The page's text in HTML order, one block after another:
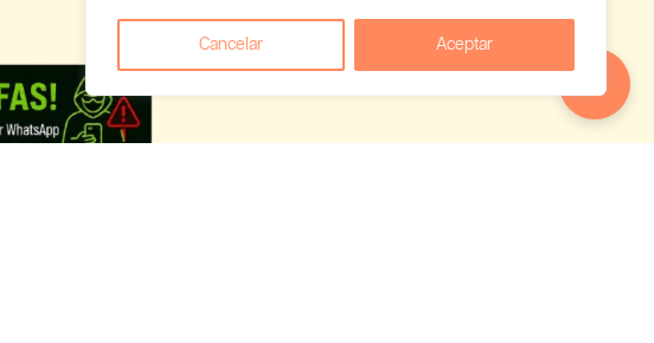
Cancelar Aceptar